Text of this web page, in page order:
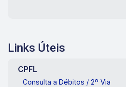
Links Úteis
CPFL
Consulta a Débitos / 2º Via